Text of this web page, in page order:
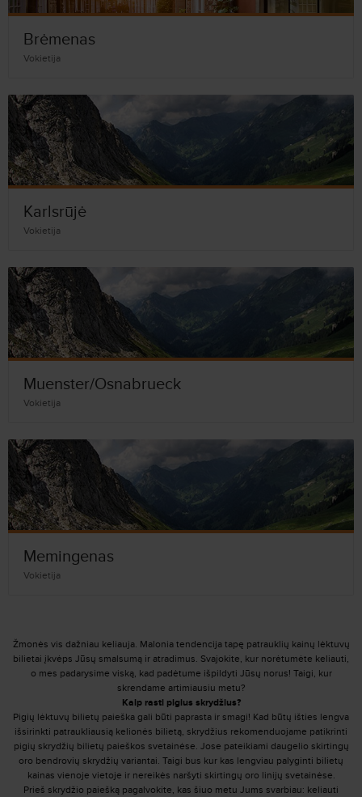
Brėmenas
Vokietija
Karlsrūjė
Vokietija
Muenster/Osnabrueck
Vokietija
Memingenas
Vokietija
Žmonės vis dažniau keliauja. Malonia tendencija tapę patrauklių kainų lėktuvų
bilietai įkvėps Jūsų smalsumą ir atradimus. Svajokite, kur norėtumėte keliauti,
o mes padarysime viską, kad padėtume išpildyti Jūsų norus! Taigi, kur
skrendame artimiausiu metu?
Kaip rasti pigius skrydžius?
Pigių lėktuvų bilietų paieška gali būti paprasta ir smagi! Kad būtų išties lengva
išsirinkti patraukliausią kelionės bilietą, skrydžius rekomenduojame patikrinti
pigių skrydžių bilietų paieškos svetainėse. Jose pateikiami daugelio skirtingų
oro bendrovių skrydžių variantai. Taigi bus kur kas lengviau palyginti bilietų
kainas vienoje vietoje ir nereikės naršyti skirtingų oro linijų svetainėse.
Prieš skrydžio paiešką pagalvokite, kas šiuo metu Jums svarbiau: keliauti